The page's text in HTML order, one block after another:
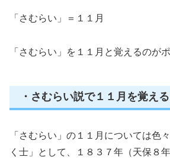
「さむらい」＝１１月
「さむらい」を１１月と覚えるのが
・さむらい説で１１月を覚える
「さむらい」の１１月については色
く士」として、１８３７年（天保８